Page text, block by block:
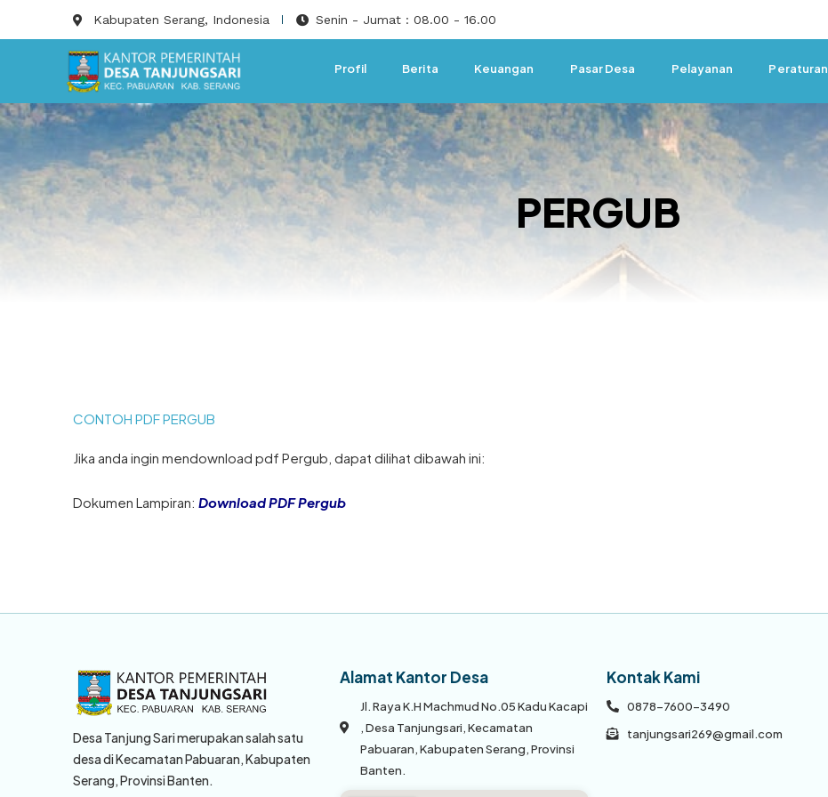
Kabupaten Serang, Indonesia Senin - Jumat : 08.00 - 16.00
Profil Berita Keuangan Pasar Desa Pelayanan Peraturan
PERGUB
CONTOH PDF PERGUB
Jika anda ingin mendownload pdf Pergub, dapat dilihat dibawah ini:
Dokumen Lampiran: Download PDF Pergub
Desa Tanjung Sari merupakan salah satu
desa di Kecamatan Pabuaran, Kabupaten
Serang, Provinsi Banten.
Alamat Kantor Desa
Jl. Raya K.H Machmud No.05 Kadu Kacapi
, Desa Tanjungsari, Kecamatan
Pabuaran, Kabupaten Serang, Provinsi
Banten.
Kontak Kami
0878-7600-3490
tanjungsari269@gmail.com